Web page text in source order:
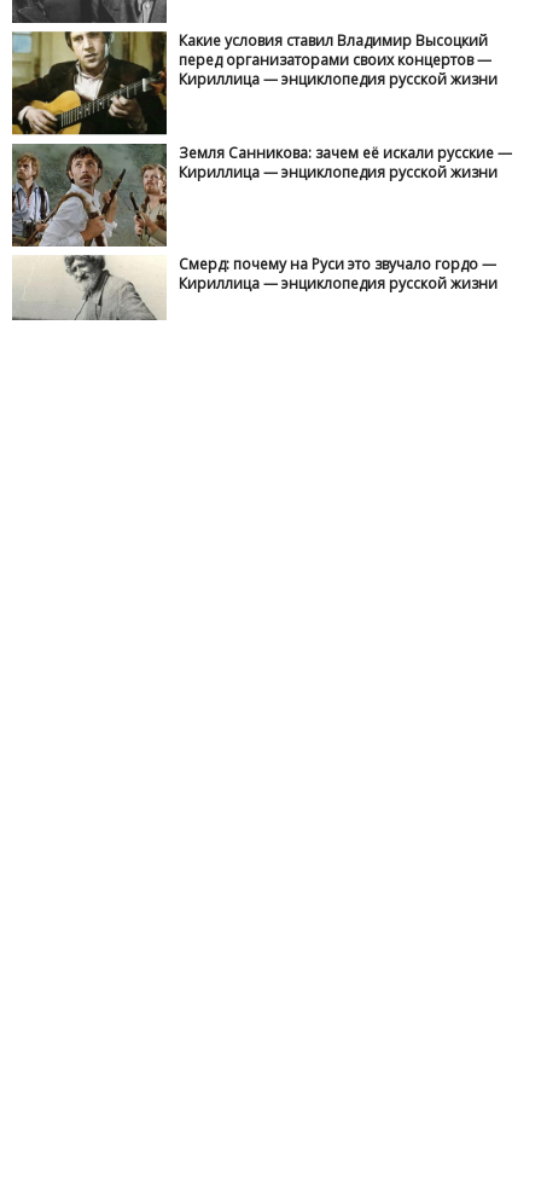
Какие условия ставил Владимир Высоцкий
перед организаторами своих концертов —
Кириллица — энциклопедия русской жизни
Земля Санникова: зачем её искали русские —
Кириллица — энциклопедия русской жизни
Смерд: почему на Руси это звучало гордо —
Кириллица — энциклопедия русской жизни